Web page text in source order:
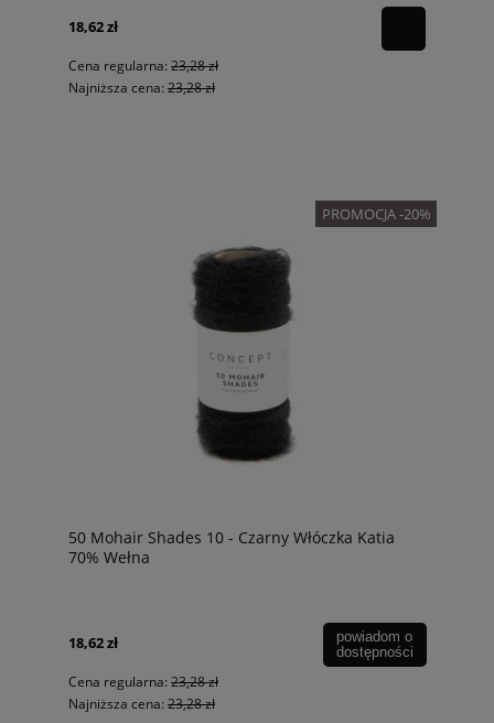
18,62 zł
Cena regularna: 23,28 zł
Najniższa cena: 23,28 zł
PROMOCJA -20%
50 Mohair Shades 10 - Czarny Włóczka Katia
70% Wełna
18,62 zł
Cena regularna: 23,28 zł
Najniższa cena: 23,28 zł
powiadom o
dostępności